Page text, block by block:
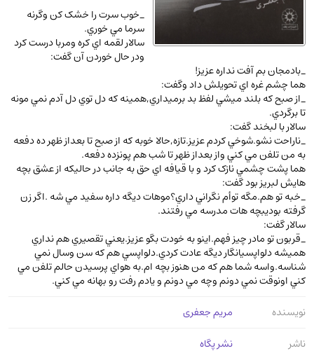
الکترونیک
دایره المعارف و فرهنگ
معماری، عمران و شهرسازی
(29)
سینما و فیلم(54)
کتاب های قدیمی دینی و مذهبی
طراحی هنر و نقاشی و مجسمه سازی(26)
زندگینامه شهدا(9)
کتاب چاپ سنگی و کتاب خطی قدیمی
جغرافیا(9)
استخدامی و کاریابی دولتی و خصوصی.سوالـات
و آزمونها(2)
آموزشی و کنکوری
دانشگاه پیامـ نور
(10)
_خوب سرت را خشک کن وگرنه
سرما مي خوري.
سالار لقمه اي کره ومربا درست کرد
ودر حال خوردن آن گفت:
_بادمجان بم آفت نداره عزيز!
هما چشم غره اي تحويلش داد وگفت:
_از صبح که بلند ميشي لفظ بد برميداري,همينه که دل توي دل آدم نمي مونه
تا برگردي.
سالار با لبخند گفت:
_ناراحت نشو.شوخي کردم عزيز.تازه,حالا خوبه که از صبح تا بعداز ظهر ده دفعه
به من تلفن مي کني واز بعداز ظهر تا شب هم پونزده دفعه.
هما پشت چشمي نازک کرد و با قيافه اي حق به جانب در حاليکه از عشق بچه
هايش لبريز بود گفت:
_خبه تو هم.مگه توأم نگراني داري؟موهات ديگه داره سفيد مي شه .اگر زن
گرفته بوديبچه هات مدرسه مي رفتند.
سالار گفت:
_قربون تو مادر چيز فهم.اينو به خودت بگو عزيز.يعني تقصيري هم نداري
هميشه دلواپسيانگار ديگه عادت کردي.دلواپسي هم که سن وسال نمي
شناسه.واسه شما هم که من هنوز بچه ام.به هواي پرسيدن حالم تلفن مي
کني اونوقت نمي دونم وچه مي دونم و يادم رفت رو بهانه مي کني.
نویسنده
مریم جعفری
ناشر
نشر پگاه